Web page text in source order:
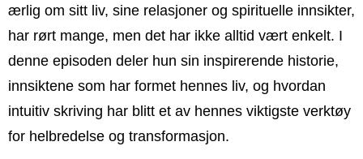
ærlig om sitt liv, sine relasjoner og spirituelle innsikter,
har rørt mange, men det har ikke alltid vært enkelt. I
denne episoden deler hun sin inspirerende historie,
innsiktene som har formet hennes liv, og hvordan
intuitiv skriving har blitt et av hennes viktigste verktøy
for helbredelse og transformasjon.